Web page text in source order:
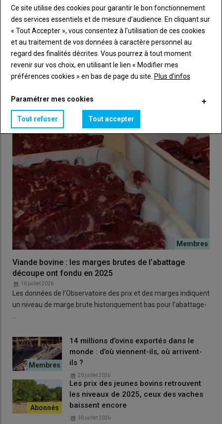
Poulet : 72 % des approvisionnements de McDonald's
couverts par un contrat avec LDC et ses partenaires
28 juillet 2026
vendredi 17 juillet, le nouveau contrat de fourniture de
Viande bovine : les marges brutes de l’abattage
découpe ont fondu en 2025
16 juillet 2026
Les données de l’Observatoire des prix et des marges indiquent
un niveau de marge brute historiquement bas pour l’abattage-
14 millions d’ovins exportés dans le
monde : d’où viennent-ils, où arrivent-
ils ?
20 juillet 2026
Les prix des jeunes bovins retrouvent
les niveaux de 2025, ceux des vaches
baissent encore
30 juillet 2026
Ce site utilise des cookies pour garantir le bon fonctionnement
des services essentiels et de mesure d’audience. En cliquant sur
« Tout Accepter », vous consentez à l’utilisation de ces cookies
et au traitement de vos données à caractère personnel au
regard des finalités décrites. Vous pourrez à tout moment
revenir sur vos choix, en utilisant le lien « Modifier mes
préférences cookies » en bas de page du site. Plus d'infos
Paramétrer mes cookies
Tout refuser Tout accepter